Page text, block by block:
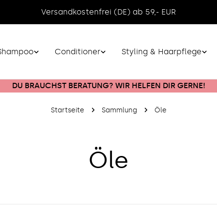
Versandkostenfrei (DE) ab 59,- EUR
Conditioner Styling & Haarpflege
DU BRAUCHST BERATUNG? WIR HELFEN DIR GERNE!
Startseite Sammlung Öle
S
Öle